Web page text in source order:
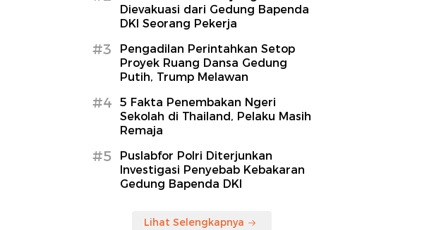
Dievakuasi dari Gedung Bapenda
DKI Seorang Pekerja
#3
Pengadilan Perintahkan Setop
Proyek Ruang Dansa Gedung
Putih, Trump Melawan
#4
5 Fakta Penembakan Ngeri
Sekolah di Thailand, Pelaku Masih
Remaja
#5
Puslabfor Polri Diterjunkan
Investigasi Penyebab Kebakaran
Gedung Bapenda DKI
Lihat Selengkapnya